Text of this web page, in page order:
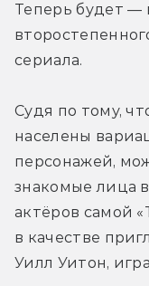
Теперь будет —
сериала.
Судя по тому,
населены
персонажей,
знакомые лица
актёров самой
в качестве
Уилл Уитон,